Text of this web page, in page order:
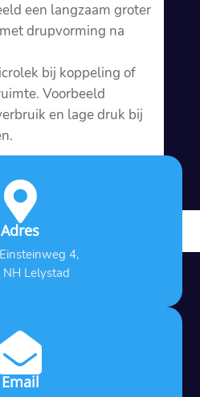
een langzaam groter
drupvorming na
bij koppeling of
Voorbeeld
en lage druk bij

Adres
4,
Lelystad
Email